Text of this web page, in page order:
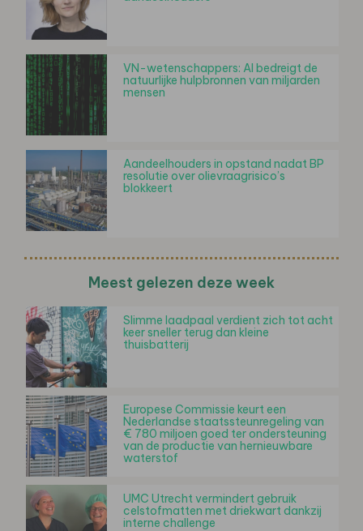
VN-wetenschappers: AI bedreigt de
natuurlijke hulpbronnen van miljarden
mensen
Aandeelhouders in opstand nadat BP
resolutie over olievraagrisico’s
blokkeert
Meest gelezen deze week
Slimme laadpaal verdient zich tot acht
keer sneller terug dan kleine
thuisbatterij
Europese Commissie keurt een
Nederlandse staatssteunregeling van
€ 780 miljoen goed ter ondersteuning
van de productie van hernieuwbare
waterstof
UMC Utrecht vermindert gebruik
celstofmatten met driekwart dankzij
interne challenge